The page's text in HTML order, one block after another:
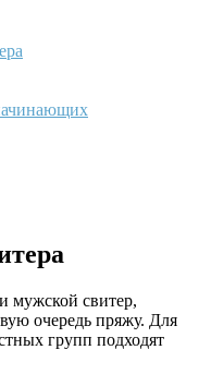
мужской свитер,
очередь пряжу. Для
групп подходят